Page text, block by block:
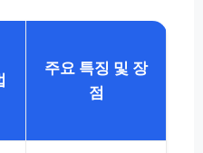
주요 특징 및 장
점